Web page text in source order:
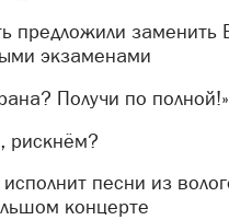
экзаменами
Получи по полной!»
рискнём?
концерте